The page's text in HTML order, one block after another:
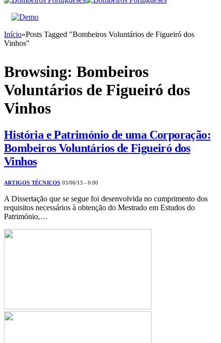
Início»Posts Tagged "Bombeiros Voluntários de Figueiró dos
Vinhos"
Browsing: Bombeiros
Voluntários de Figueiró dos
Vinhos
História e Património de uma Corporação:
Bombeiros Voluntários de Figueiró dos
Vinhos
ARTIGOS TÉCNICOS 03/06/13 - 0:00
A Dissertação que se segue foi desenvolvida no cumprimento dos
requisitos necessários à obtenção do Mestrado em Estudos do
Património,…